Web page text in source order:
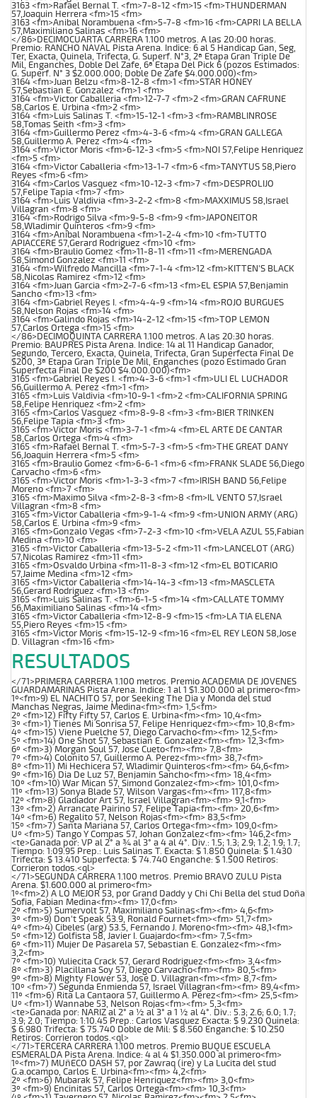
3163 <fm>Rafael Bernal T. <fm>7-8-12 <fm>15 <fm>THUNDERMAN
57,Joaquin Herrera <fm>15 <fm>
3163 <fm>Anibal Norambuena <fm>5-7-8 <fm>16 <fm>CAPRI LA BELLA
57,Maximiliano Salinas <fm>16 <fm>
</86>DECIMOCUARTA CARRERA 1.100 metros. A las 20:00 horas.
Premio: RANCHO NAVAL Pista Arena. Indice: 6 al 5 Handicap Gan, Seg,
Ter, Exacta, Quinela, Trifecta, G. Superf. N°3, 2ª Etapa Gran Triple De
Mil, Enganches, Doble Del Zafe, 6ª Etapa Del Pick 6 (pozos Estimados:
G. Superf. N° 3 $2.000.000; Doble De Zafe $4.000.000)<fm>
3164 <fm>Juan Belzu <fm>8-12-8 <fm>1 <fm>STAR HONEY
57,Sebastian E. Gonzalez <fm>1 <fm>
3164 <fm>Victor Caballeria <fm>12-7-7 <fm>2 <fm>GRAN CAFRUNE
58,Carlos E. Urbina <fm>2 <fm>
3164 <fm>Luis Salinas T. <fm>15-12-1 <fm>3 <fm>RAMBLINROSE
58,Tomas Seith <fm>3 <fm>
3164 <fm>Guillermo Perez <fm>4-3-6 <fm>4 <fm>GRAN GALLEGA
58,Guillermo A. Perez <fm>4 <fm>
3164 <fm>Victor Moris <fm>6-12-3 <fm>5 <fm>NOI 57,Felipe Henriquez
<fm>5 <fm>
3164 <fm>Victor Caballeria <fm>13-1-7 <fm>6 <fm>TANYTUS 58,Piero
Reyes <fm>6 <fm>
3164 <fm>Carlos Vasquez <fm>10-12-3 <fm>7 <fm>DESPROLIJO
57,Felipe Tapia <fm>7 <fm>
3164 <fm>Luis Valdivia <fm>3-2-2 <fm>8 <fm>MAXXIMUS 58,Israel
Villagran <fm>8 <fm>
3164 <fm>Rodrigo Silva <fm>9-5-8 <fm>9 <fm>JAPONEITOR
58,Wladimir Quinteros <fm>9 <fm>
3164 <fm>Anibal Norambuena <fm>1-2-4 <fm>10 <fm>TUTTO
APIACCERE 57,Gerard Rodriguez <fm>10 <fm>
3164 <fm>Braulio Gomez <fm>11-8-11 <fm>11 <fm>MERENGADA
58,Simond Gonzalez <fm>11 <fm>
3164 <fm>Wilfredo Mancilla <fm>7-1-4 <fm>12 <fm>KITTEN'S BLACK
58,Nicolas Ramirez <fm>12 <fm>
3164 <fm>Juan Garcia <fm>2-7-6 <fm>13 <fm>EL ESPIA 57,Benjamin
Sancho <fm>13 <fm>
3164 <fm>Gabriel Reyes I. <fm>4-4-9 <fm>14 <fm>ROJO BURGUES
58,Nelson Rojas <fm>14 <fm>
3164 <fm>Galindo Rojas <fm>14-2-12 <fm>15 <fm>TOP LEMON
57,Carlos Ortega <fm>15 <fm>
</86>DECIMOQUINTA CARRERA 1.100 metros. A las 20:30 horas.
Premio: BAUPRES Pista Arena. Indice: 14 al 11 Handicap Ganador,
Segundo, Tercero, Exacta, Quinela, Trifecta, Gran Superfecta Final De
$200, 3ª Etapa Gran Triple De Mil, Enganches (pozo Estimado Gran
Superfecta Final De $200 $4.000.000)<fm>
3165 <fm>Gabriel Reyes I. <fm>4-3-6 <fm>1 <fm>ULI EL LUCHADOR
56,Guillermo A. Perez <fm>1 <fm>
3165 <fm>Luis Valdivia <fm>10-9-1 <fm>2 <fm>CALIFORNIA SPRING
58,Felipe Henriquez <fm>2 <fm>
3165 <fm>Carlos Vasquez <fm>8-9-8 <fm>3 <fm>BIER TRINKEN
56,Felipe Tapia <fm>3 <fm>
3165 <fm>Victor Moris <fm>3-7-1 <fm>4 <fm>EL ARTE DE CANTAR
58,Carlos Ortega <fm>4 <fm>
3165 <fm>Rafael Bernal T. <fm>5-7-3 <fm>5 <fm>THE GREAT DANY
56,Joaquin Herrera <fm>5 <fm>
3165 <fm>Braulio Gomez <fm>6-6-1 <fm>6 <fm>FRANK SLADE 56,Diego
Carvacho <fm>6 <fm>
3165 <fm>Victor Moris <fm>1-3-3 <fm>7 <fm>IRISH BAND 56,Felipe
Moreno <fm>7 <fm>
3165 <fm>Maximo Silva <fm>2-8-3 <fm>8 <fm>IL VENTO 57,Israel
Villagran <fm>8 <fm>
3165 <fm>Victor Caballeria <fm>9-1-4 <fm>9 <fm>UNION ARMY (ARG)
58,Carlos E. Urbina <fm>9 <fm>
3165 <fm>Gonzalo Vegas <fm>7-2-3 <fm>10 <fm>VELA AZUL 55,Fabian
Medina <fm>10 <fm>
3165 <fm>Victor Caballeria <fm>13-5-2 <fm>11 <fm>LANCELOT (ARG)
57,Nicolas Ramirez <fm>11 <fm>
3165 <fm>Osvaldo Urbina <fm>11-8-3 <fm>12 <fm>EL BOTICARIO
57,Jaime Medina <fm>12 <fm>
3165 <fm>Victor Caballeria <fm>14-14-3 <fm>13 <fm>MASCLETA
56,Gerard Rodriguez <fm>13 <fm>
3165 <fm>Luis Salinas T. <fm>6-1-5 <fm>14 <fm>CALLATE TOMMY
56,Maximiliano Salinas <fm>14 <fm>
3165 <fm>Victor Caballeria <fm>12-8-9 <fm>15 <fm>LA TIA ELENA
55,Piero Reyes <fm>15 <fm>
3165 <fm>Victor Moris <fm>15-12-9 <fm>16 <fm>EL REY LEON 58,Jose
D. Villagran <fm>16 <fm>
RESULTADOS
</71>PRIMERA CARRERA 1.100 metros. Premio ACADEMIA DE JOVENES
GUARDAMARINAS Pista Arena. Indice: 1 al 1 $1.300.000 al primero<fm>
1º<fm>9) EL NACHITO 57, por Seeking The Dia y Monda del stud
Manchas Negras, Jaime Medina<fm><fm> 1,5<fm>
2º <fm>12) Fifty Fifty 57, Carlos E. Urbina<fm><fm> 10,4<fm>
3º <fm>1) Tienes Mi Sonrisa 57, Felipe Henriquez<fm><fm> 10,8<fm>
4º <fm>15) Viene Puelche 57, Diego Carvacho<fm><fm> 12,5<fm>
5º <fm>14) One Shot 57, Sebastian E. Gonzalez<fm><fm> 12,3<fm>
6º <fm>3) Morgan Soul 57, Jose Cueto<fm><fm> 7,8<fm>
7º <fm>4) Colonito 57, Guillermo A. Perez<fm><fm> 38,7<fm>
8º <fm>11) Mi Hechicera 57, Wladimir Quinteros<fm><fm> 64,6<fm>
9º <fm>16) Dia De Luz 57, Benjamin Sancho<fm><fm> 18,4<fm>
10º <fm>10) War Mican 57, Simond Gonzalez<fm><fm> 101,0<fm>
11º <fm>13) Sonya Blade 57, Wilson Vargas<fm><fm> 117,8<fm>
12º <fm>8) Gladiador Art 57, Israel Villagran<fm><fm> 9,1<fm>
13º <fm>2) Arrancate Pairino 57, Felipe Tapia<fm><fm> 20,6<fm>
14º <fm>6) Regalito 57, Nelson Rojas<fm><fm> 83,5<fm>
15º <fm>7) Santa Mariana 57, Carlos Ortega<fm><fm> 109,0<fm>
Uº <fm>5) Tango Y Compas 57, Johan Gonzalez<fm><fm> 146,2<fm>
<te>Ganada por: VP al 2° a ¾ al 3° a 4 al 4°. Div.: 1.5; 1.3; 2.9; 1.2; 1.9; 1.7;
Tiempo: 1:09.95 Prep.: Luis Salinas T. Exacta: $ 1.850 Quinela: $ 1.430
Trifecta: $ 13.410 Superfecta: $ 74.740 Enganche: $ 1.500 Retiros:
Corrieron todos.<ql>
</71>SEGUNDA CARRERA 1.100 metros. Premio BRAVO ZULU Pista
Arena. $1.600.000 al primero<fm>
1º<fm>2) A LO MEJOR 53, por Grand Daddy y Chi Chi Bella del stud Doña
Sofia, Fabian Medina<fm><fm> 17,0<fm>
2º <fm>5) Sumervolt 57, Maximiliano Salinas<fm><fm> 4,6<fm>
3º <fm>9) Don't Speak 53.9, Ronald Fournet<fm><fm> 51,7<fm>
4º <fm>4) Cibeles (arg) 53.5, Fernando J. Moreno<fm><fm> 48,1<fm>
5º <fm>12) Golfista 58, Javier I. Guajardo<fm><fm> 7,5<fm>
6º <fm>11) Mujer De Pasarela 57, Sebastian E. Gonzalez<fm><fm>
3,2<fm>
7º <fm>10) Yuliecita Crack 57, Gerard Rodriguez<fm><fm> 3,4<fm>
8º <fm>3) Placillana Soy 57, Diego Carvacho<fm><fm> 80,5<fm>
9º <fm>8) Mighty Flower 53, Jose D. Villagran<fm><fm> 8,7<fm>
10º <fm>7) Segunda Enmienda 57, Israel Villagran<fm><fm> 89,4<fm>
11º <fm>6) Rita La Cantaora 57, Guillermo A. Perez<fm><fm> 25,5<fm>
Uº <fm>1) Wannabe 53, Nelson Rojas<fm><fm> 5,3<fm>
<te>Ganada por: NARIZ al 2° a ½ al 3° a 1 ½ al 4°. Div.: 5.3; 2.6; 6.0; 1.7;
3.9; 2.0; Tiempo: 1:10.45 Prep.: Carlos Vasquez Exacta: $ 9.230 Quinela:
$ 6.980 Trifecta: $ 75.740 Doble de Mil: $ 8.560 Enganche: $ 10.250
Retiros: Corrieron todos.<ql>
</71>TERCERA CARRERA 1.100 metros. Premio BUQUE ESCUELA
ESMERALDA Pista Arena. Indice: 4 al 4 $1.350.000 al primero<fm>
1º<fm>7) MUñECO DASH 57, por Zawraq (ire) y La Lucita del stud
G.a.ocampo, Carlos E. Urbina<fm><fm> 4,2<fm>
2º <fm>6) Mubarak 57, Felipe Henriquez<fm><fm> 3,0<fm>
3º <fm>9) Encinitas 57, Carlos Ortega<fm><fm> 10,3<fm>